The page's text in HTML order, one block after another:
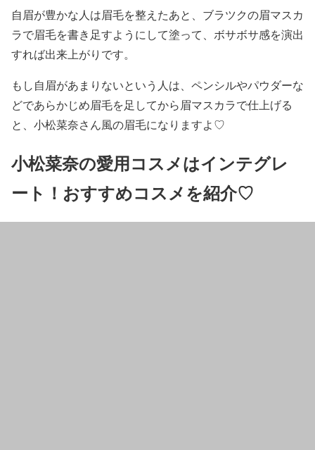
自眉が豊かな人は眉毛を整えたあと、 ブラツクの眉マスカ
ラで眉毛を書き足すようにして塗って、ボサボサ感を演出
すれば出来上がりです。
もし自眉があまりないという人は、ペンシルやパウダーな
どであらかじめ眉毛を足してから眉マスカラで仕上げる
と、小松菜奈さん風の眉毛になりますよ♡
小松菜奈の愛用コスメはインテグレ
ート！おすすめコスメを紹介♡